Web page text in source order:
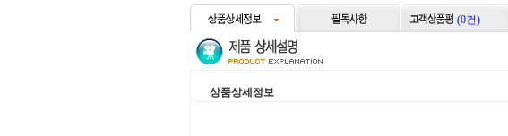
(0건)
상품상세정보